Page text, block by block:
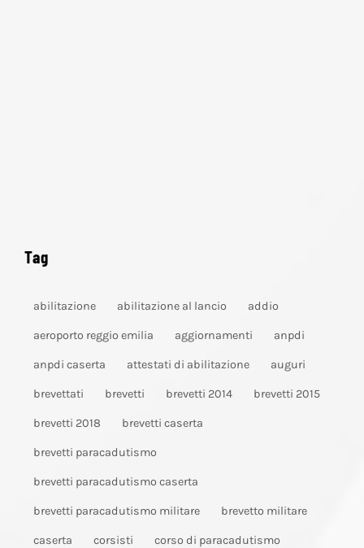
Tag
abilitazione abilitazione al lancio addio
aeroporto reggio emilia aggiornamenti anpdi
anpdi caserta attestati di abilitazione auguri
brevettati brevetti brevetti 2014 brevetti 2015
brevetti 2018 brevetti caserta
brevetti paracadutismo
brevetti paracadutismo caserta
brevetti paracadutismo militare brevetto militare
caserta corsisti corso di paracadutismo